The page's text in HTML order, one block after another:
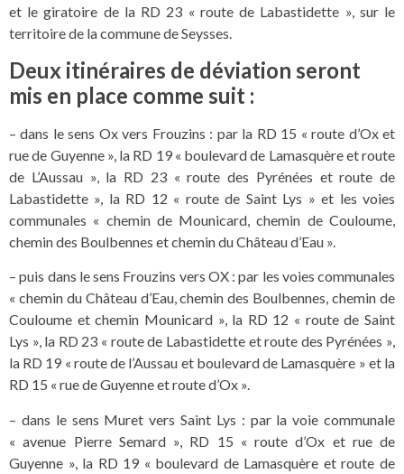
et le giratoire de la RD 23 « route de Labastidette », sur le
territoire de la commune de Seysses.
Deux itinéraires de déviation seront
mis en place comme suit :
– dans le sens Ox vers Frouzins : par la RD 15 « route d’Ox et
rue de Guyenne », la RD 19 « boulevard de Lamasquère et route
de L’Aussau », la RD 23 « route des Pyrénées et route de
Labastidette », la RD 12 « route de Saint Lys » et les voies
communales « chemin de Mounicard, chemin de Couloume,
chemin des Boulbennes et chemin du Château d’Eau ».
– puis dans le sens Frouzins vers OX : par les voies communales
« chemin du Château d’Eau, chemin des Boulbennes, chemin de
Couloume et chemin Mounicard », la RD 12 « route de Saint
Lys », la RD 23 « route de Labastidette et route des Pyrénées »,
la RD 19 « route de l’Aussau et boulevard de Lamasquère » et la
RD 15 « rue de Guyenne et route d’Ox ».
– dans le sens Muret vers Saint Lys : par la voie communale
« avenue Pierre Semard », RD 15 « route d’Ox et rue de
Guyenne », la RD 19 « boulevard de Lamasquère et route de